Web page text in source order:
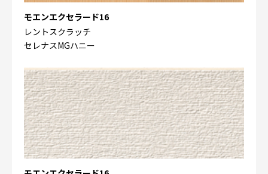
モエンエクセラード16
レントスクラッチ
セレナスMGハニー